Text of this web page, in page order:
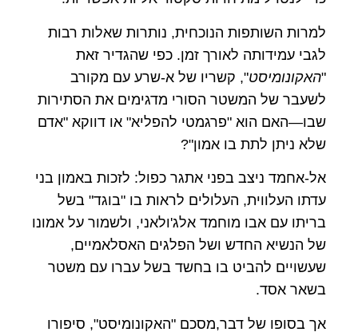
למרות השותפות הנוכחית, נותרות שאלות רבות
לגבי עמידותה לאורך זמן. כפי שהגדיר זאת
"האקונומיסט", קשריו של א-שרע עם מקורב
לשעבר של המשטר הסורי מדגימים את הסתירות
שבו—האם הוא "פרגמטי להפליא" או דווקא "אדם
שלא ניתן לתת בו אמון"?
אל-אחמד ניצב בפני אתגר כפול: לזכות באמון בני
עדתו העלווית, העלולים לראות בו "בוגד" בשל
בריתו עם אבו מוחמד אלג'ולאני, ולשמור על אמונו
של הנשיא החדש ושל הפלגים האסלאמיים,
שעשויים להביט בו בחשד בשל עברו עם משטר
בשאר אסד.
אך בסופו של דבר,מסכם "האקונומיסט", סיפורו